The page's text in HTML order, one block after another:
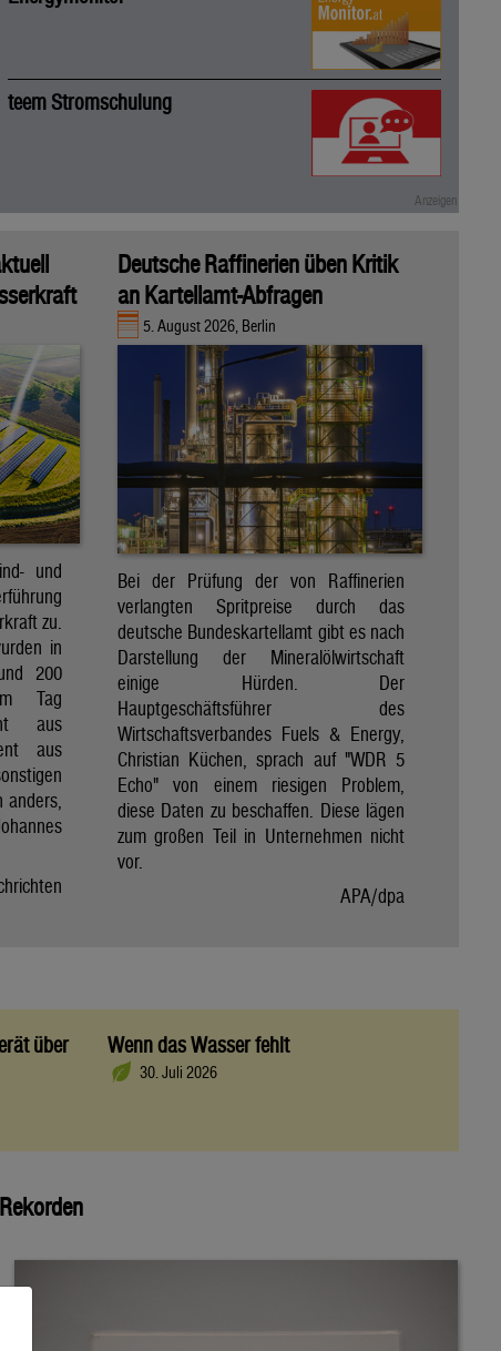
teem Stromschulung
und
zu.
in
200
Tag
aus
aus
anders,
Deutsche Raffinerien üben Kritik
an Kartellamt-Abfragen
5. August 2026, Berlin
Bei der Prüfung der von Raffinerien
verlangten Spritpreise durch das
deutsche Bundeskartellamt gibt es nach
Darstellung der Mineralölwirtschaft
einige Hürden. Der
Hauptgeschäftsführer des
Wirtschaftsverbandes Fuels & Energy,
Christian Küchen, sprach auf "WDR 5
Echo" von einem riesigen Problem,
diese Daten zu beschaffen. Diese lägen
zum großen Teil in Unternehmen nicht
vor.
APA/dpa
über
Wenn das Wasser fehlt
30. Juli 2026